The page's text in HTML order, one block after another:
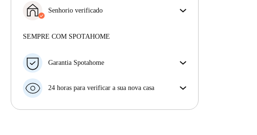
obtém exatamente o que vê no anúncio.
Mais sobre a verificação
Senhorio verificado
Mais sobre este senhorio
SEMPRE COM SPOTAHOME
Garantia Spotahome
antecedência, nós iremos A) pagar um hotel e ajudá-
seu dinheiro na totalidade.
24 horas para verificar a sua nova casa